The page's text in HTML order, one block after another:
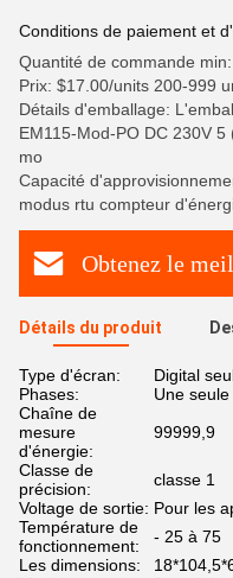
Conditions de paiement et
Quantité de commande
Prix: $17.00/units 200-999
Détails d'emballage:
EM115-Mod-PO DC 230V
mo
Capacité
modus rtu compteur
Obtenez le
Détails du produit
Type d'écran:
Digital
Phases:
Une
Chaîne de
mesure
d'énergie:
99999,9
Classe de
précision:
classe 1
Voltage de sortie: Pour les
Température de
fonctionnement:
- 25 à 75
Les dimensions: